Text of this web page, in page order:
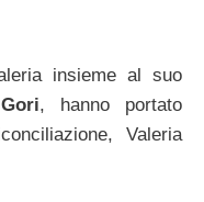
insieme al suo
, hanno portato
Valeria